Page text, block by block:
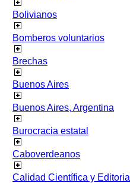
Bolivianos
Bomberos voluntarios
Brechas
Buenos Aires
Buenos Aires, Argentina
Burocracia estatal
Caboverdeanos
Calidad Científica y Editorial